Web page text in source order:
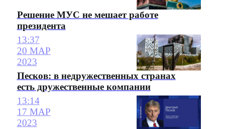
Решение МУС не мешает работе
президента
13:37
20 МАР
2023
Песков: в недружественных странах
есть дружественные компании
13:14
17 МАР
2023